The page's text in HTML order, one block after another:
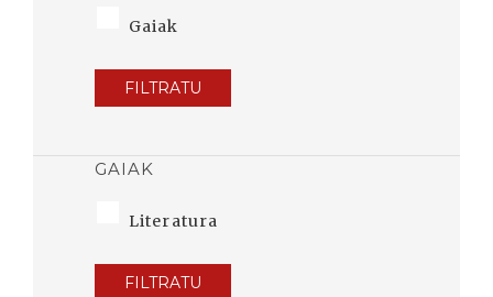
Gaiak
FILTRATU
GAIAK
Literatura
FILTRATU